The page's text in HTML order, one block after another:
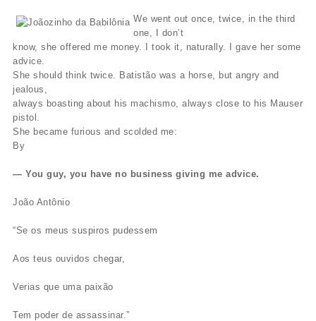
We went out once, twice, in the third
one, I don’t
know, she offered me money. I took it, naturally. I gave her some
advice.
She should think twice. Batistão was a horse, but angry and
jealous,
always boasting about his machismo, always close to his Mauser
pistol.
She became furious and scolded me:
By
— You guy, you have no business giving me advice.
João Antônio
“Se os meus suspiros pudessem
Aos teus ouvidos chegar,
Verias que uma paixão
Tem poder de assassinar.”